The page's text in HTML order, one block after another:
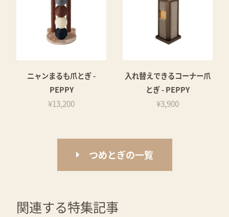
ニャンまるも爪とぎ -
PEPPY
¥13,200
入れ替えできるコーナー爪
とぎ - PEPPY
¥3,900
つめとぎの一覧
関連する特集記事